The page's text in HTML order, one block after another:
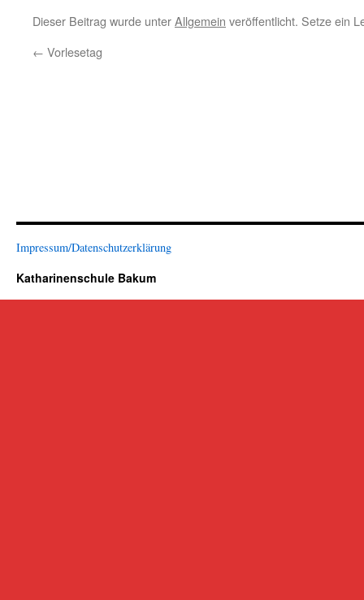
Dieser Beitrag wurde unterAllgemein veröffentlicht. Setze ein
← Vorlesetag
Impressum/Datenschutzerklärung
Katharinenschule Bakum